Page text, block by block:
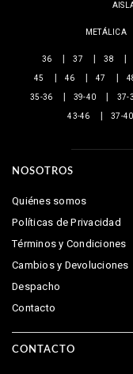
METÁLICA
36 37 38
45
46 47
35-36
39-40 37-
43-46
37-40
NOSOTROS
Quiénes somos
Políticas de Privacidad
Términos y Condiciones
Cambios y Devoluciones
Despacho
Contacto
CONTACTO